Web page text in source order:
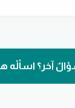
آخر؟ اسألْه